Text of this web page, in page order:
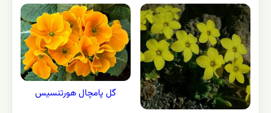
گل پامچال هورتنسیس